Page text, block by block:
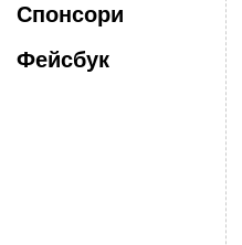
Спонсори
Фейсбук